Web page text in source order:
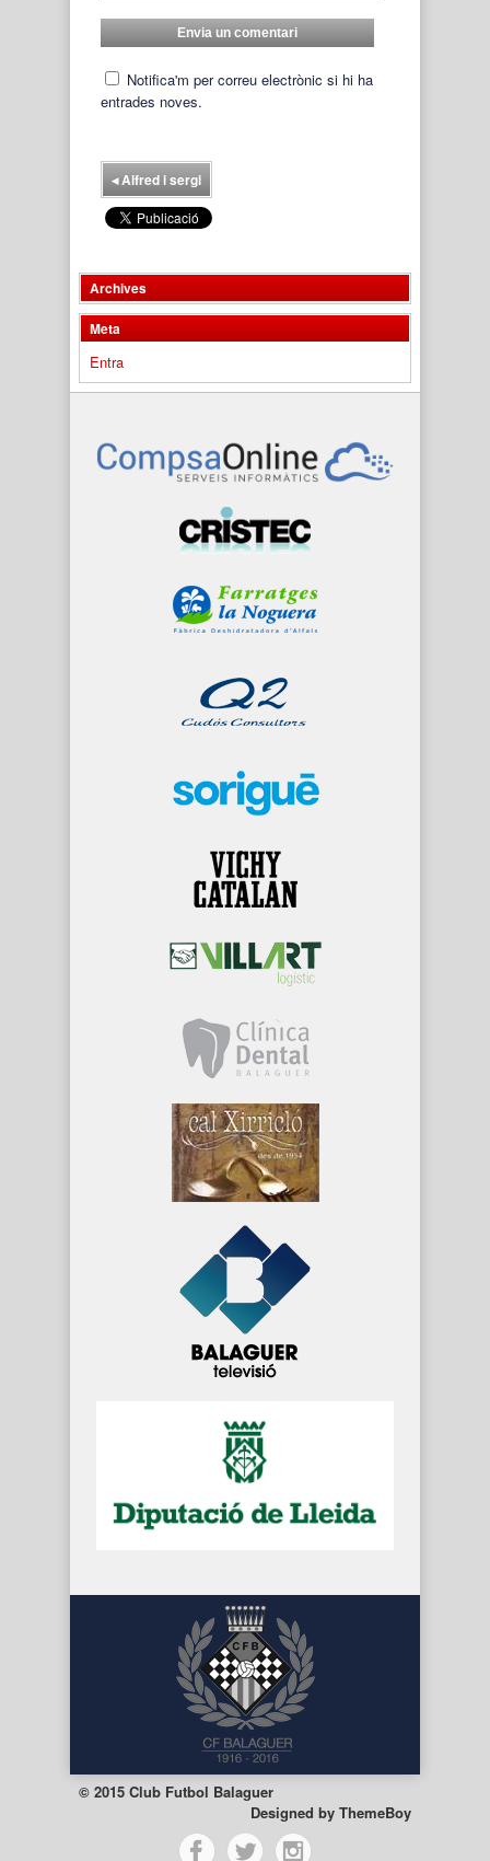
Notifica'm per correu electrònic si hi ha
entrades noves.
◂Alfred i sergi
Archives
Meta
Entra
© 2015 Club Futbol Balaguer
Designed by ThemeBoy